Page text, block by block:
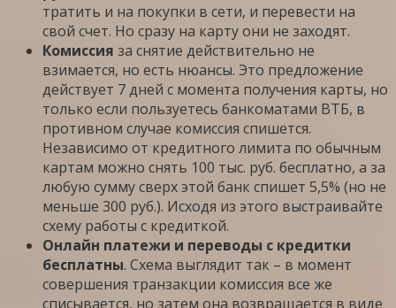
тратить и на покупки в сети, и перевести на
свой счет. Но сразу на карту они не заходят.
Комиссия за снятие действительно не
взимается, но есть нюансы. Это предложение
действует 7 дней с момента получения карты, но
только если пользуетесь банкоматами ВТБ, в
противном случае комиссия спишется.
Независимо от кредитного лимита по обычным
картам можно снять 100 тыс. руб. бесплатно, а за
любую сумму сверх этой банк спишет 5,5% (но не
меньше 300 руб.). Исходя из этого выстраивайте
схему работы с кредиткой.
Онлайн платежи и переводы с кредитки
бесплатны. Схема выглядит так – в момент
совершения транзакции комиссия все же
списывается, но затем она возвращается в виде